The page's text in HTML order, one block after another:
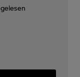
gelesen